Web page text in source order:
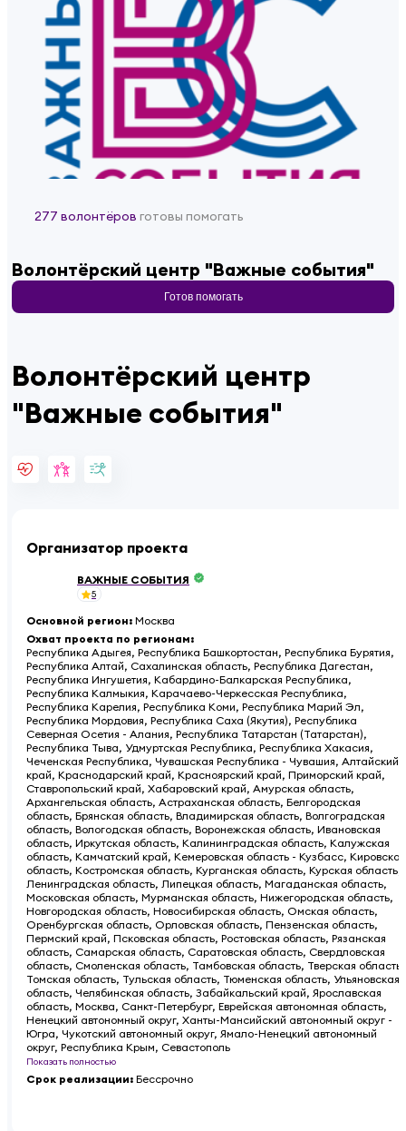
277 волонтёров готовы помогать
Волонтёрский центр "Важные события"
Готов помогать
Волонтёрский центр
"Важные события"
Организатор проекта
ВАЖНЫЕ СОБЫТИЯ
5
Основной регион: Москва
Охват проекта по регионам:
Республика Адыгея, Республика Башкортостан, Республика Бурятия,
Республика Алтай, Сахалинская область, Республика Дагестан,
Республика Ингушетия, Кабардино-Балкарская Республика,
Республика Калмыкия, Карачаево-Черкесская Республика,
Республика Карелия, Республика Коми, Республика Марий Эл,
Республика Мордовия, Республика Саха (Якутия), Республика
Северная Осетия - Алания, Республика Татарстан (Татарстан),
Республика Тыва, Удмуртская Республика, Республика Хакасия,
Чеченская Республика, Чувашская Республика - Чувашия, Алтайский
край, Краснодарский край, Красноярский край, Приморский край,
Ставропольский край, Хабаровский край, Амурская область,
Архангельская область, Астраханская область, Белгородская
область, Брянская область, Владимирская область, Волгоградская
область, Вологодская область, Воронежская область, Ивановская
область, Иркутская область, Калининградская область, Калужская
область, Камчатский край, Кемеровская область - Кузбасс, Кировская
область, Костромская область, Курганская область, Курская область,
Ленинградская область, Липецкая область, Магаданская область,
Московская область, Мурманская область, Нижегородская область,
Новгородская область, Новосибирская область, Омская область,
Оренбургская область, Орловская область, Пензенская область,
Пермский край, Псковская область, Ростовская область, Рязанская
область, Самарская область, Саратовская область, Свердловская
область, Смоленская область, Тамбовская область, Тверская область,
Томская область, Тульская область, Тюменская область, Ульяновская
область, Челябинская область, Забайкальский край, Ярославская
область, Москва, Санкт-Петербург, Еврейская автономная область,
Ненецкий автономный округ, Ханты-Мансийский автономный округ -
Югра, Чукотский автономный округ, Ямало-Ненецкий автономный
округ, Республика Крым, Севастополь
Показать полностью
Срок реализации: Бессрочно